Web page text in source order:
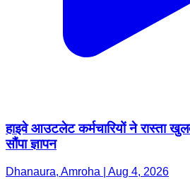
हाइवे आउटलेट कर्मचारियों ने रास्ता
सौंपा ज्ञापन
Dhanaura, Amroha | Aug 4, 2026